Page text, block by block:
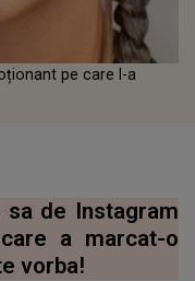
pe care l-a
de Instagram
a marcat-o
vorba!